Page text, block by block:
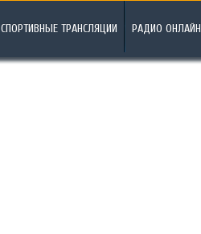
СПОРТИВНЫЕ ТРАНСЛЯЦИИ РАДИО ОНЛАЙН